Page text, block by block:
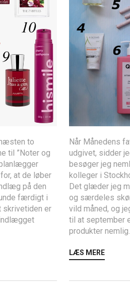
to
til ”Noter og
at de løber
på den
færdigt i
skrivetiden er
Når Månedens
udgivet, sidder
besøger jeg
kolleger i
Det glæder jeg
og særdeles
vild måned, og
til at september
produkter nemlig...
LÆS MERE